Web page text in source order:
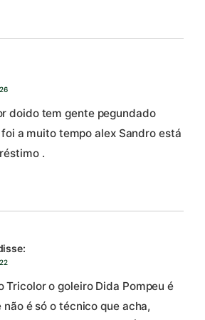
doido tem gente pegundado
a muito tempo alex Sandro está
.
Tricolor o goleiro Dida Pompeu é
é só o técnico que acha,